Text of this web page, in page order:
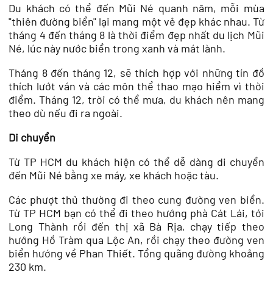
Du khách có thể đến Mũi Né quanh năm, mỗi mùa
"thiên đường biển" lại mang một vẻ đẹp khác nhau. Từ
tháng 4 đến tháng 8 là thời điểm đẹp nhất du lịch Mũi
Né, lúc này nước biển trong xanh và mát lành.
Tháng 8 đến tháng 12, sẽ thích hợp với những tín đồ
thích lướt ván và các môn thể thao mạo hiểm vì thời
điểm. Tháng 12, trời có thể mưa, du khách nên mang
theo dù nếu đi ra ngoài.
Di chuyển
Từ TP HCM du khách hiện có thể dễ dàng di chuyển
đến Mũi Né bằng xe máy, xe khách hoặc tàu.
Các phượt thủ thường đi theo cung đường ven biển.
Từ TP HCM bạn có thể đi theo hướng phà Cát Lái, tới
Long Thành rồi đến thị xã Bà Rịa, chạy tiếp theo
hướng Hồ Tràm qua Lộc An, rồi chạy theo đường ven
biển hướng về Phan Thiết. Tổng quãng đường khoảng
230 km.